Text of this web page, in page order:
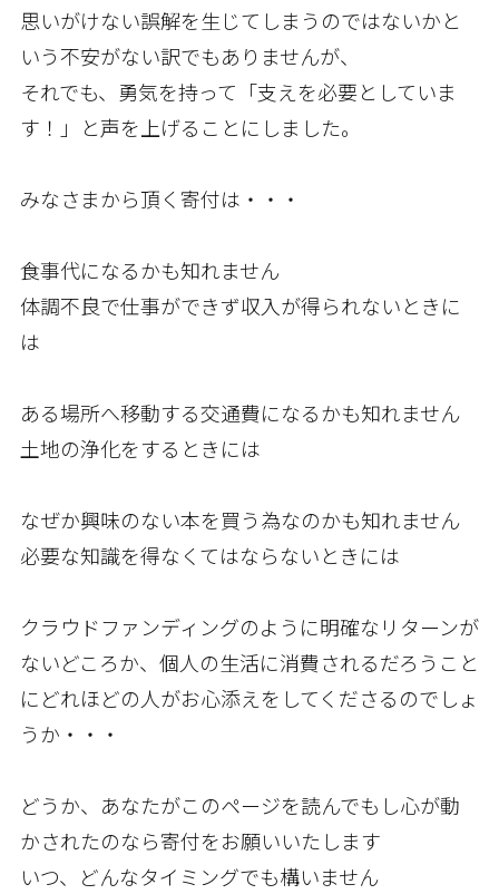
思いがけない誤解を生じてしまうのではないかと
いう不安がない訳でもありませんが、
それでも、勇気を持って「支えを必要としていま
す！」と声を上げることにしました。
みなさまから頂く寄付は・・・
食事代になるかも知れません
体調不良で仕事ができず収入が得られないときに
は
ある場所へ移動する交通費になるかも知れません
土地の浄化をするときには
なぜか興味のない本を買う為なのかも知れません
必要な知識を得なくてはならないときには
クラウドファンディングのように明確なリターンが
ないどころか、個人の生活に消費されるだろうこと
にどれほどの人がお心添えをしてくださるのでしょ
うか・・・
どうか、あなたがこのページを読んでもし心が動
かされたのなら寄付をお願いいたします
いつ、どんなタイミングでも構いません